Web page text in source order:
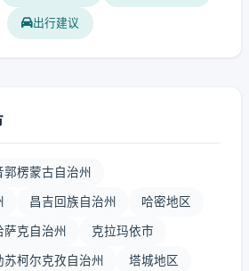
出行建议
郭楞蒙古自治州
昌吉回族自治州 哈密地区
萨克自治州 克拉玛依市
苏柯尔克孜自治州 塔城地区